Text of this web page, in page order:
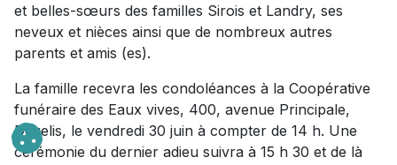
et belles-sœurs des familles Sirois et Landry, ses
neveux et nièces ainsi que de nombreux autres
parents et amis (es).
La famille recevra les condoléances à la Coopérative
funéraire des Eaux vives, 400, avenue Principale,
Dégelis, le vendredi 30 juin à compter de 14 h. Une
cérémonie du dernier adieu suivra à 15 h 30 et de là